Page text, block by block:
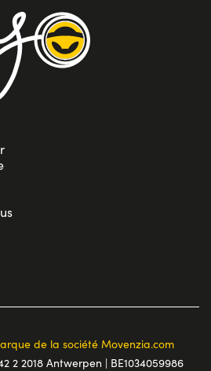
de la société Movenzia.com
2 2018 Antwerpen | BE1034059986